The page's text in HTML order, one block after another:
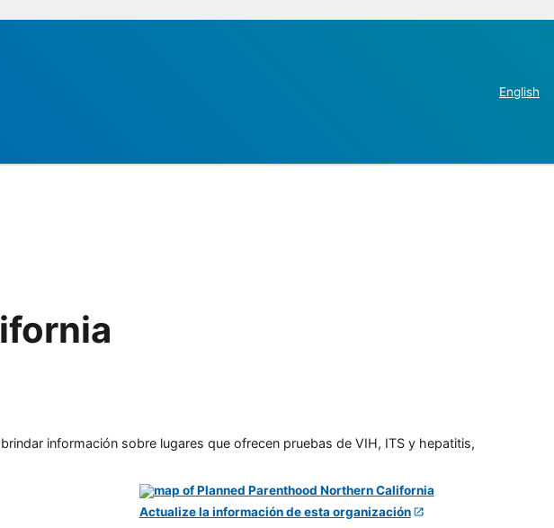
English
información sobre lugares que ofrecen pruebas de VIH, ITS y hepatitis,
Actualize la información de esta organización